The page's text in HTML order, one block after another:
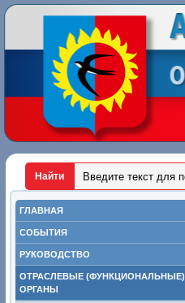
ГЛАВНАЯ
СОБЫТИЯ
РУКОВОДСТВО
ОТРАСЛЕВЫЕ (ФУНКЦИОНАЛЬНЫЕ)
ОРГАНЫ